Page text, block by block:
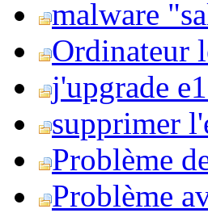
malware
Ordinateur
j'upgrade
supprimer
Problème
Problème